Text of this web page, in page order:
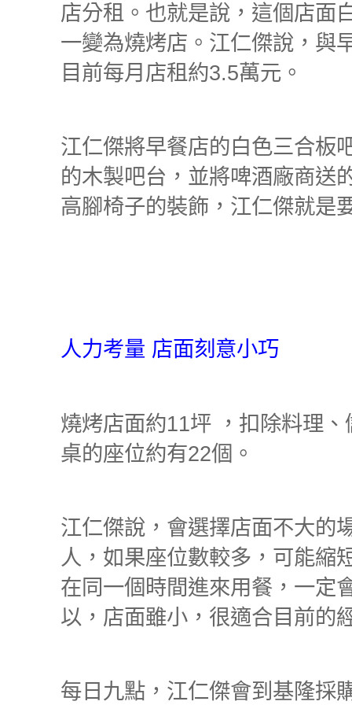
店分租。也就是說，這個店面
一變為燒烤店。江仁傑說，與
目前每月店租約3.5萬元。
江仁傑將早餐店的白色三合板
的木製吧台，並將啤酒廠商送
高腳椅子的裝飾，江仁傑就是
人力考量 店面刻意小巧
燒烤店面約11坪 ，扣除料理
桌的座位約有22個。
江仁傑說，會選擇店面不大的
人，如果座位數較多，可能縮
在同一個時間進來用餐，一定
以，店面雖小，很適合目前的
每日九點，江仁傑會到基隆採